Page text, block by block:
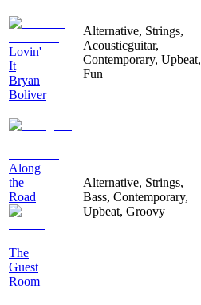
Lovin'
It
Bryan
Boliver
Alternative, Strings,
Acousticguitar,
Contemporary, Upbeat,
Fun
Along
the
Road
The
Guest
Room
Alternative, Strings,
Bass, Contemporary,
Upbeat, Groovy